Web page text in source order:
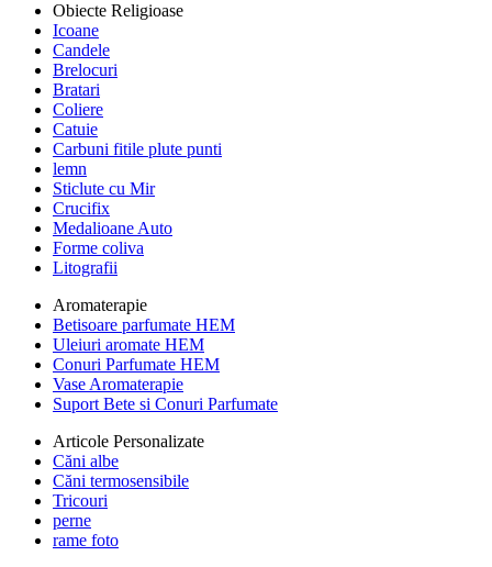
Obiecte Religioase
Icoane
Candele
Brelocuri
Bratari
Coliere
Catuie
Carbuni fitile plute punti
lemn
Sticlute cu Mir
Crucifix
Medalioane Auto
Forme coliva
Litografii
Aromaterapie
Betisoare parfumate HEM
Uleiuri aromate HEM
Conuri Parfumate HEM
Vase Aromaterapie
Suport Bete si Conuri Parfumate
Articole Personalizate
Căni albe
Căni termosensibile
Tricouri
perne
rame foto